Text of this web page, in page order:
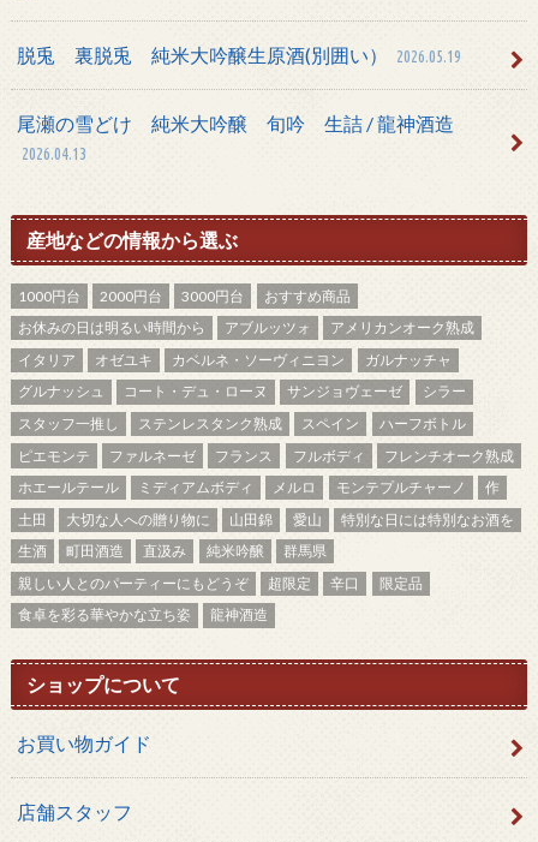
脱兎 裏脱兎 純米大吟醸生原酒(別囲い） 2026.05.19
尾瀬の雪どけ 純米大吟醸 旬吟 生詰 / 龍神酒造
2026.04.13
産地などの情報から選ぶ
1000円台 2000円台 3000円台
おすすめ商品
お休みの日は明るい時間から
アブルッツォ
アメリカンオーク熟成
イタリア
オゼユキ カベルネ・ソーヴィニヨン
ガルナッチャ
グルナッシュ
コート・デュ・ローヌ サンジョヴェーゼ
シラー
スタッフ一推し
ステンレスタンク熟成 スペイン
ハーフボトル
ピエモンテ
ファルネーゼ フランス フルボディ
フレンチオーク熟成
ホエールテール
ミディアムボディ メルロ モンテプルチャーノ
作
土田
大切な人への贈り物に 山田錦 愛山
特別な日には特別なお酒を
生酒
町田酒造 直汲み 純米吟醸
群馬県
親しい人とのパーティーにもどうぞ
超限定 辛口
限定品
食卓を彩る華やかな立ち姿
龍神酒造
ショップについて
お買い物ガイド
店舗スタッフ